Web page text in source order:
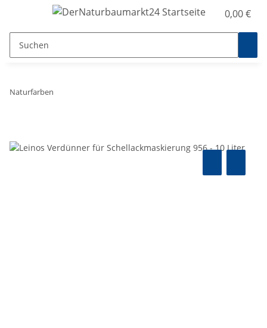
0,00 €
Naturfarben